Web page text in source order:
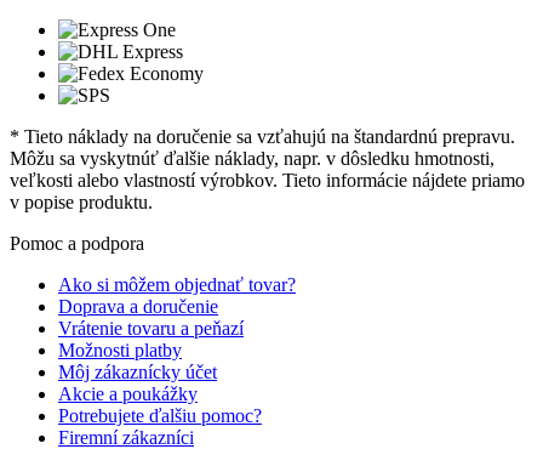
* Tieto náklady na doručenie sa vzťahujú na štandardnú prepravu.
Môžu sa vyskytnúť ďalšie náklady, napr. v dôsledku hmotnosti,
veľkosti alebo vlastností výrobkov. Tieto informácie nájdete priamo
v popise produktu.
Pomoc a podpora
Ako si môžem objednať tovar?
Doprava a doručenie
Vrátenie tovaru a peňazí
Možnosti platby
Môj zákaznícky účet
Akcie a poukážky
Potrebujete ďalšiu pomoc?
Firemní zákazníci